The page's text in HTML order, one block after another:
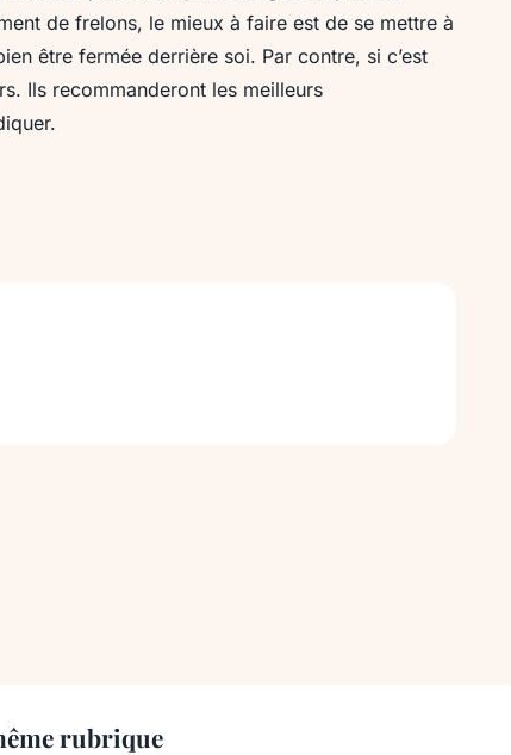
de frelons, le mieux à faire est de se mettre à
être fermée derrière soi. Par contre, si c’est
Ils recommanderont les meilleurs
rubrique